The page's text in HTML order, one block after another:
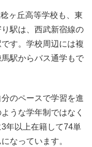
ヶ丘高等学校も、東
駅は、西武新宿線の
す。学校周辺には複
駅からバス通学もで
のペースで学習を進
うな学年制ではなく
年以上在籍して74単
なっています。